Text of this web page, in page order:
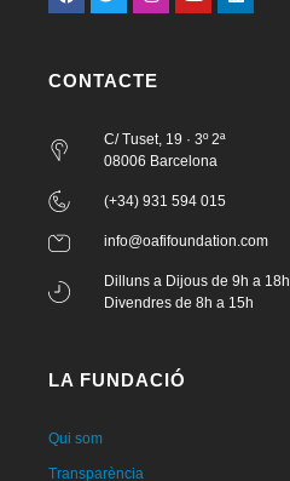
CONTACTE
C/ Tuset, 19 · 3º 2ª
08006 Barcelona
(+34) 931 594 015
info@oafifoundation.com
Dilluns a Dijous de 9h a 18h
Divendres de 8h a 15h
LA FUNDACIÓ
Qui som
Transparència